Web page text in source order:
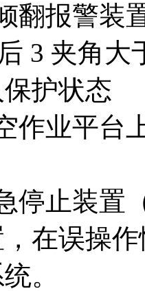
翻报警
3 夹角
护状态
作业平
停止装
在误操
。